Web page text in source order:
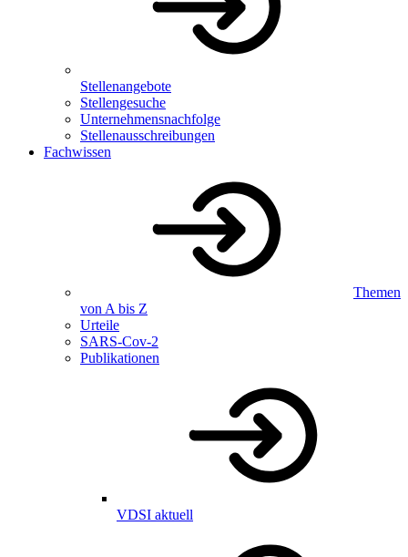
Stellenangebote
Stellengesuche
Unternehmensnachfolge
Stellenausschreibungen
Fachwissen
Themen
von A bis Z
Urteile
SARS-Cov-2
Publikationen
VDSI aktuell